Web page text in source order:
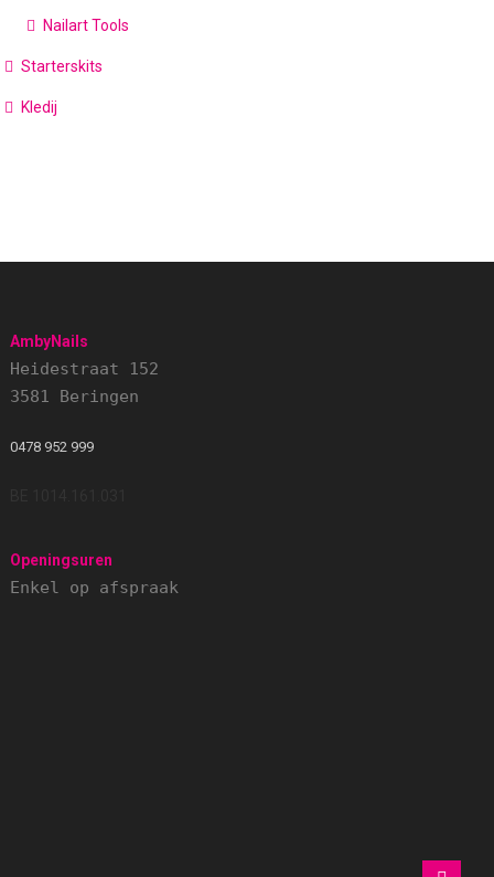
Nailart Tools
Starterskits
Kledij
AmbyNails
Heidestraat 152
3581 Beringen
0478 952 999
Openingsuren
Enkel op afspraak